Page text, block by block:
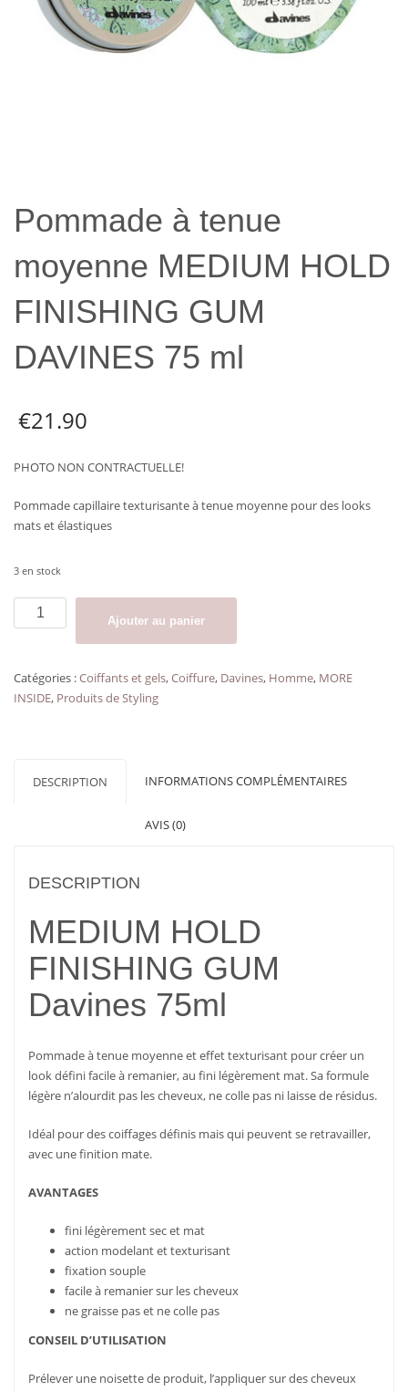
Pommade à tenue
moyenne MEDIUM HOLD
FINISHING GUM
DAVINES 75 ml
€21.90
PHOTO NON CONTRACTUELLE!
Pommade capillaire texturisante à tenue moyenne pour des looks
mats et élastiques
3 en stock
quantité
de
tenue
moyenne
GUM
Ajouter au panier
Catégories :Coiffants et gels,Coiffure, Davines, Homme, MORE
INSIDE, Produits de Styling
DESCRIPTION INFORMATIONS COMPLÉMENTAIRES
AVIS (0)
DESCRIPTION
MEDIUM HOLD
FINISHING GUM
Davines 75ml
Pommade à tenue moyenne et effet texturisant pour créer un
look défini facile à remanier, au fini légèrement mat. Sa formule
légère n’alourdit pas les cheveux, ne colle pas ni laisse de résidus.
Idéal pour des coiffages définis mais qui peuvent se retravailler,
avec une finition mate.
AVANTAGES
fini légèrement sec et mat
action modelant et texturisant
fixation souple
facile à remanier sur les cheveux
ne graisse pas et ne colle pas
CONSEIL D’UTILISATION
Prélever une noisette de produit, l’appliquer sur des cheveux